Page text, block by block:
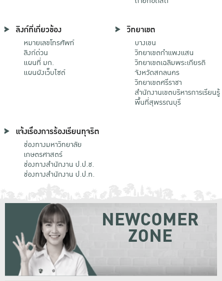
ลิงก์ที่เกี่ยวข้อง
หมายเลขโทรศัพท์
ลิงก์ด่วน
แผนที่ มก.
แผนผังเว็บไซต์
วิทยาเขต
บางเขน
วิทยาเขตกําแพงแสน
วิทยาเขตเฉลิมพระเกียรติ
จังหวัดสกลนคร
วิทยาเขตศรีราชา
สำนักงานเขตบริหารการเรียนรู้
พื้นที่สุพรรณบุรี
แจ้งเรื่องการร้องเรียนทุจริต
ช่องทางมหาวิทยาลัย
เกษตรศาสตร์
ช่องทางสำนักงาน ป.ป.ช.
ช่องทางสำนักงาน ป.ป.ท.
NEWCOMER
ZONE